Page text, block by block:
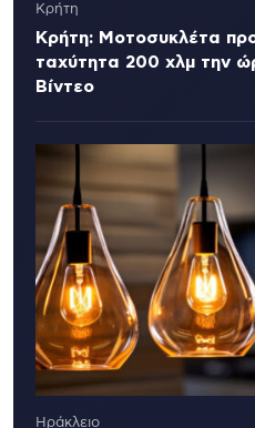
Κρήτη
Κρήτη: Μοτοσυκλέτα
ταχύτητα 200 χλμ την
Βίντεο
Ηράκλειο